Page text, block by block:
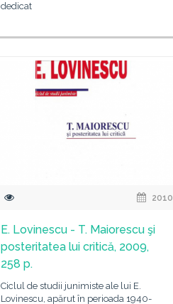
dedicat
2010
E. Lovinescu - T. Maiorescu şi
posteritatea lui critică, 2009,
258 p.
Ciclul de studii junimiste ale lui E.
Lovinescu, apărut în perioada 1940-